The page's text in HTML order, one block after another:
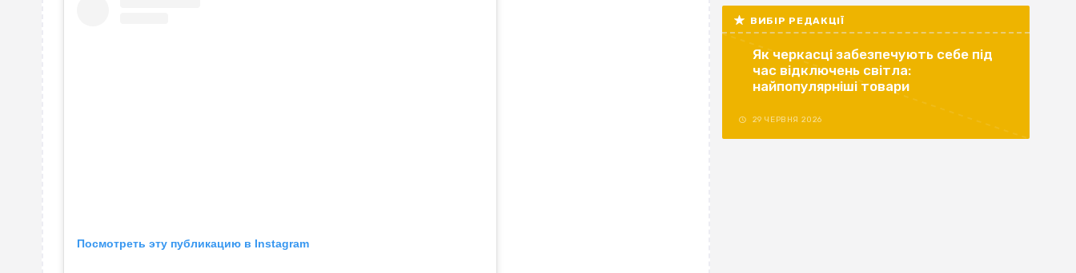
Посмотреть эту публикацию в Instagram
ВИБІР РЕДАКЦІЇ
Як черкасці забезпечують себе під
час відключень світла:
найпопулярніші товари
29 ЧЕРВНЯ 2026